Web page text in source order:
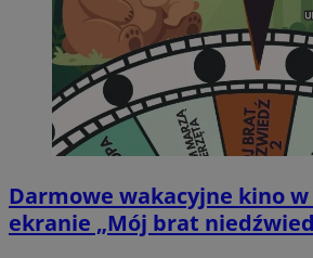
Darmowe wakacyjne kino w
ekranie „Mój brat